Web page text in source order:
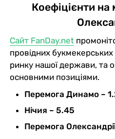
Коефіцієнти
Сайт FanDay.net
провідних
ринку нашої держави, та
основними позиціями.
Перемога Динамо –
Нічия – 5.45
Перемога